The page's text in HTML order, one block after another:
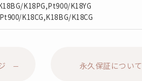
K18PG,Pt900/K18YG
K18CG,K18BG/K18CG
永久保証について